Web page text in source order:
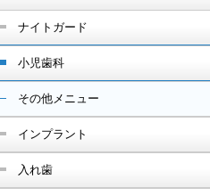
ナイトガード
小児歯科
その他メニュー
インプラント
入れ歯